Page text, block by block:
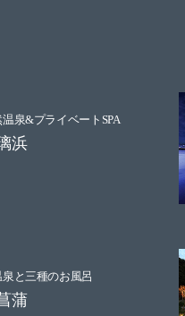
温泉&プライベートSPA
浜
泉と三種のお風呂
蒲